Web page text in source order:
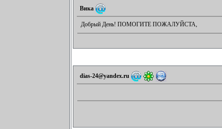
Вика
Добрый День! ПОМОГИТЕ ПОЖАЛУЙСТА,
dias-24@yandex.ru